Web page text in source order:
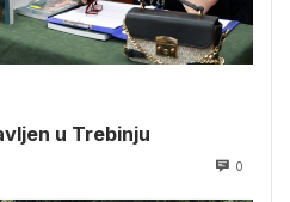
u Trebinju
0